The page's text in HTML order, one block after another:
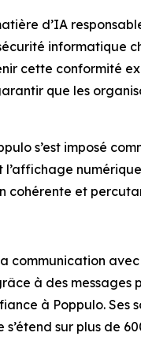
d’IA
informatique
cette conformité
que les
s’est imposé
cohérente et
à des
à Poppulo.
sur plus de